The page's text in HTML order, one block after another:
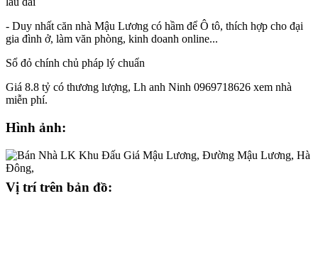
- Duy nhất căn nhà Mậu Lương có hầm để Ô tô, thích hợp cho đại
gia đình ở, làm văn phòng, kinh doanh online...
Sổ đỏ chính chủ pháp lý chuẩn
Giá 8.8 tỷ có thương lượng, Lh anh Ninh 0969718626 xem nhà
miễn phí.
Hình ảnh:
Vị trí trên bản đồ: